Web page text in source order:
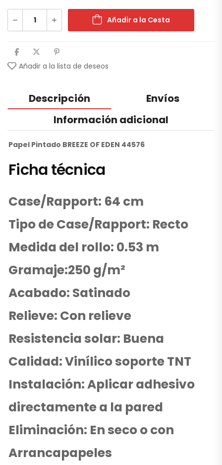
Añadir a la Cesta
Añadir a la lista de deseos
Descripción
Envíos
Información adicional
Papel Pintado BREEZE OF EDEN 44576
Ficha técnica
Case/Rapport: 64 cm
Tipo de Case/Rapport: Recto
Medida del rollo: 0.53 m
Gramaje:250 g/m²
Acabado: Satinado
Relieve: Con relieve
Resistencia solar: Buena
Calidad: Vinílico soporte TNT
Instalación: Aplicar adhesivo
directamente a la pared
Eliminación: En seco o con
Arrancapapeles